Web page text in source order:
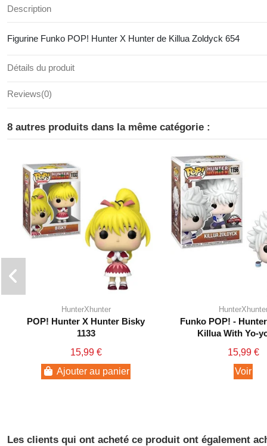
Description
Figurine Funko POP! Hunter X Hunter de Killua Zoldyck 654
Détails du produit
Reviews(0)
8 autres produits dans la même catégorie :
HunterXhunter
POP! Hunter X Hunter Bisky
1133
15,99 €
Ajouter au panier
Funko POP! -
Killua With Yo-
15,99 €
Voir
Les clients qui ont acheté ce produit ont également